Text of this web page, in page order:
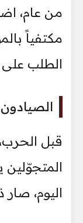
من عام،
مكتفياً
الطلب على
قبل
المتجوّلين
اليوم،